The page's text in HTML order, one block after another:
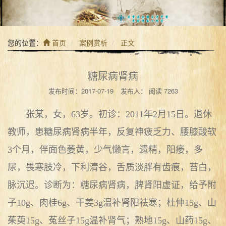
您的位置： 首页 案例赏析 正文
糖尿病肾病
发布时间：2017-07-19 发布人： 阅读 7263
张某，女，63岁。初诊：2011年2月15日。退休
教师，患糖尿病肾病半年，反复神疲乏力、腰膝酸软
3个月，伴面色萎黄，少气懒言，遗精，阳痿，多
尿，畏寒肢冷，下利清谷，舌质淡胖有齿痕，苔白，
脉沉迟。诊断为：糖尿病肾病，脾肾阳虚证，给予附
子10g、肉桂6g、干姜3g温补肾阳祛寒；杜仲15g、山
茱萸15g、菟丝子15g温补肾气；熟地15g、山药15g、